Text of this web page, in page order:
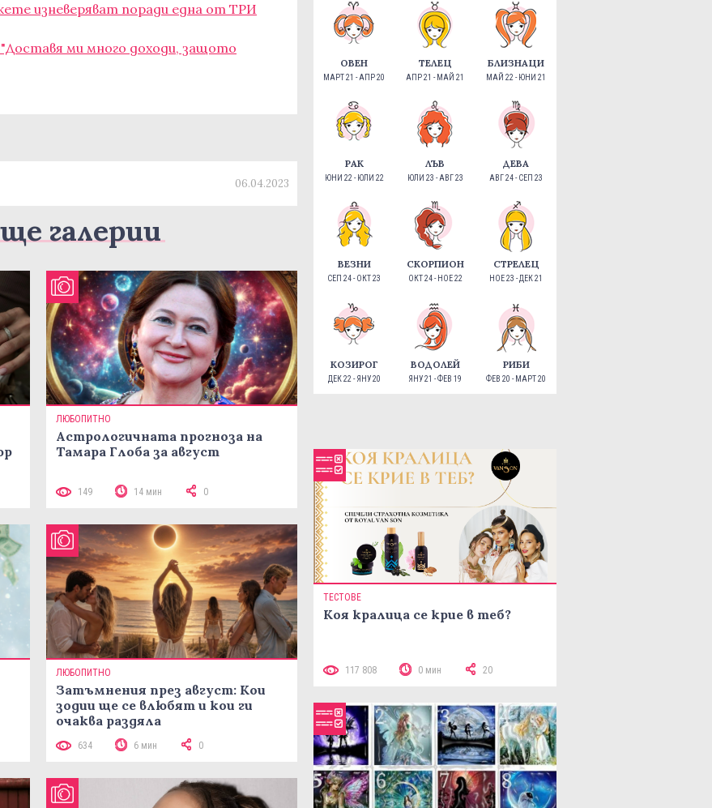
изневеряват поради една от ТРИ
ми много доходи, защото
06.04.2023
галерии
ЛЮБОПИТНО
Астрологичната прогноза на
Тамара Глоба за август
149 14 мин 0
ЛЮБОПИТНО
Затъмнения през август: Кои
зодии ще се влюбят и кои ги
очаква раздяла
634 6 мин 0
ОВЕН
МАРТ 21 - АПР 20
ТЕЛЕЦ
АПР 21 - МАЙ 21
БЛИЗНАЦИ
МАЙ 22 - ЮНИ 21
РАК
ЮНИ 22 - ЮЛИ 22
ЛЪВ
ЮЛИ 23 - АВГ 23
ДЕВА
АВГ 24 - СЕП 23
ВЕЗНИ
СЕП 24 - ОКТ 23
СКОРПИОН
ОКТ 24 - НОЕ 22
СТРЕЛЕЦ
НОЕ 23 - ДЕК 21
КОЗИРОГ
ДЕК 22 - ЯНУ 20
ВОДОЛЕЙ
ЯНУ 21 - ФЕВ 19
РИБИ
ФЕВ 20 - МАРТ 20
ТЕСТОВЕ
Коя кралица се крие в теб?
117 808 0 мин 20